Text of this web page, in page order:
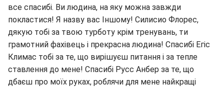
все спасибі. Ви людина, на яку можна завжди
покластися! Я назву вас Іншому! Силисио Флорес,
дякую тобі за твою турботу крім тренувань, ти
грамотний фахівець і прекрасна людина! Спасибі Егіс
Климас тобі за те, що вирішуєш питання і за тепле
ставлення до мене! Спасибі Русс Анбер за те, що
дбаєш про моїх руках, роблячи для мене найкращі